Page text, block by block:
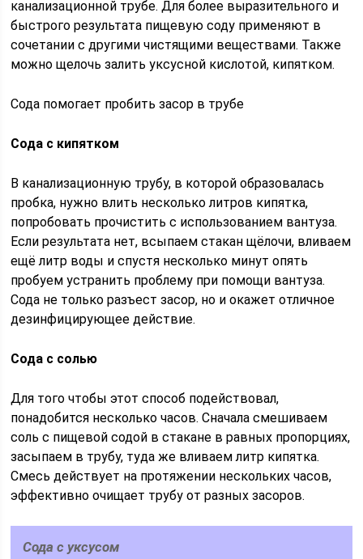
канализационной трубе. Для более выразительного и
быстрого результата пищевую соду применяют в
сочетании с другими чистящими веществами. Также
можно щелочь залить уксусной кислотой, кипятком.
Сода помогает пробить засор в трубе
Сода с кипятком
В канализационную трубу, в которой образовалась
пробка, нужно влить несколько литров кипятка,
попробовать прочистить с использованием вантуза.
Если результата нет, всыпаем стакан щёлочи, вливаем
ещё литр воды и спустя несколько минут опять
пробуем устранить проблему при помощи вантуза.
Сода не только разъест засор, но и окажет отличное
дезинфицирующее действие.
Сода с солью
Для того чтобы этот способ подействовал,
понадобится несколько часов. Сначала смешиваем
соль с пищевой содой в стакане в равных пропорциях,
засыпаем в трубу, туда же вливаем литр кипятка.
Смесь действует на протяжении нескольких часов,
эффективно очищает трубу от разных засоров.
Сода с уксусом